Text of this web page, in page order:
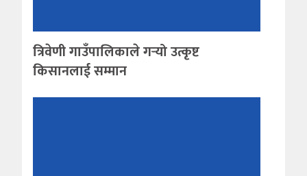
त्रिवेणी गाउँपालिकाले गर्‍यो उत्कृष्ट
किसानलाई सम्मान